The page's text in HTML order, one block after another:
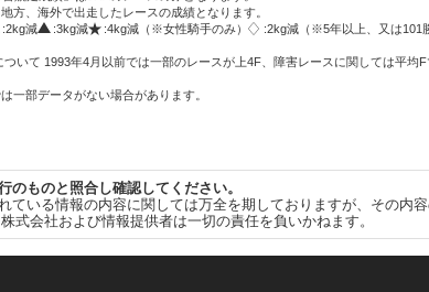
方、海外で出走したレースの成績となります。
:2kg減 :3kg減 :4kg減（※女性騎手のみ）
:2kg減（※5年以上、又は101
いて 1993年4月以前では一部のレースが上4F、障害レースに関しては平均
一部データがない場合があります。
のものと照合し確認してください。
ている情報の内容に関しては万全を期しておりますが、その内
式会社および情報提供者は一切の責任を負いかねます。